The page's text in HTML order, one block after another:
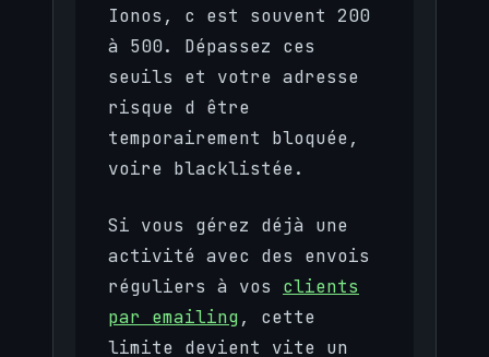
Ionos, c est souvent 200
à 500. Dépassez ces
seuils et votre adresse
risque d être
temporairement bloquée,
voire blacklistée.
Si vous gérez déjà une
activité avec des envois
réguliers à vos clients
par emailing, cette
limite devient vite un